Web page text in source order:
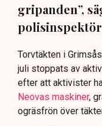
gripanden”,
Torvtäkten i
juli stoppats av
efter att aktivister
Neovas maskiner,
ogräsfrön över